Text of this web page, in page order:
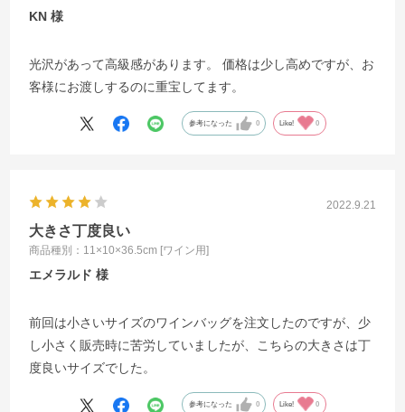
KN
光沢があって高級感があります。 価格は少し高めですが、お
客様にお渡しするのに重宝してます。
参考になった 0 Like! 0
2022.9.21
大きさ丁度良い
商品種別：11×10×36.5cm [ワイン用]
エメラルド
前回は小さいサイズのワインバッグを注文したのですが、少
し小さく販売時に苦労していましたが、こちらの大きさは丁
度良いサイズでした。
参考になった 0 Like! 0